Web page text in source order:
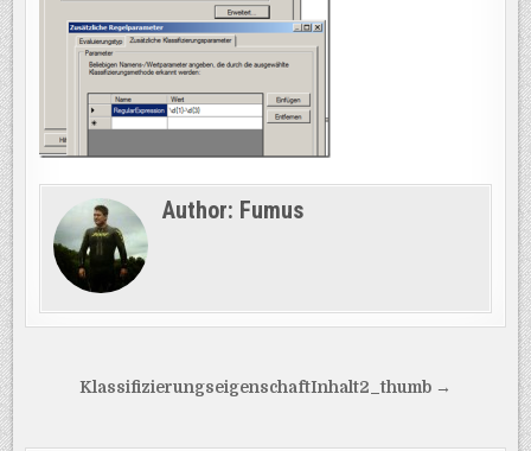
Author: Fumus
Beitragsnavigation
KlassifizierungseigenschaftInhalt2_thumb →